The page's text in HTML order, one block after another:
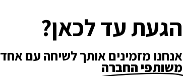
הגעת עד לכאן?
אנחנו מזמינים אותך לשיחה עם אחד
משותפי החברה